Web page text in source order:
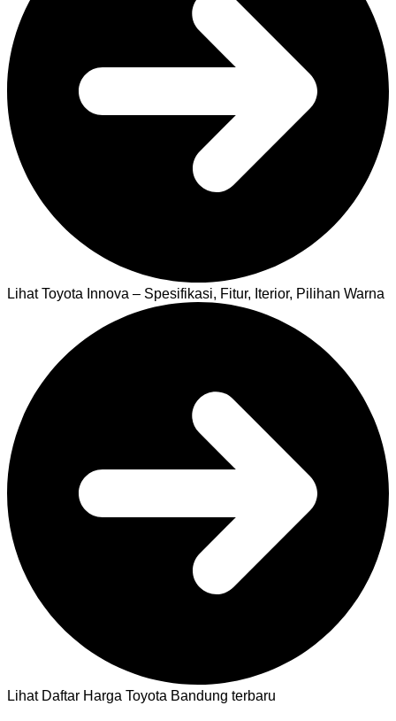
Lihat Toyota Innova – Spesifikasi, Fitur, Iterior, Pilihan Warna
Lihat Daftar Harga Toyota Bandung terbaru